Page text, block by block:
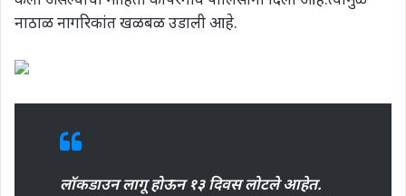
नाठाळ नागरिकांत खळबळ उडाली आहे.
लॉकडाउन लागू होऊन १३ दिवस लोटले आहेत.